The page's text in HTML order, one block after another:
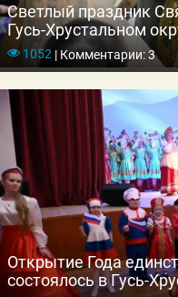
Светлый праздник
Гусь-Хрустальном
1052 |Комментарии: 3
Открытие Года
состоялось в Гусь-